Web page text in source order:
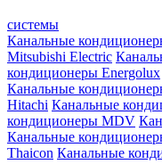
системы
Канальные
Mitsubishi Electric
кондиционеры Energolux
Канальные
Hitachi Канальные
кондиционеры MDV
Канальные
Thaicon Канальные